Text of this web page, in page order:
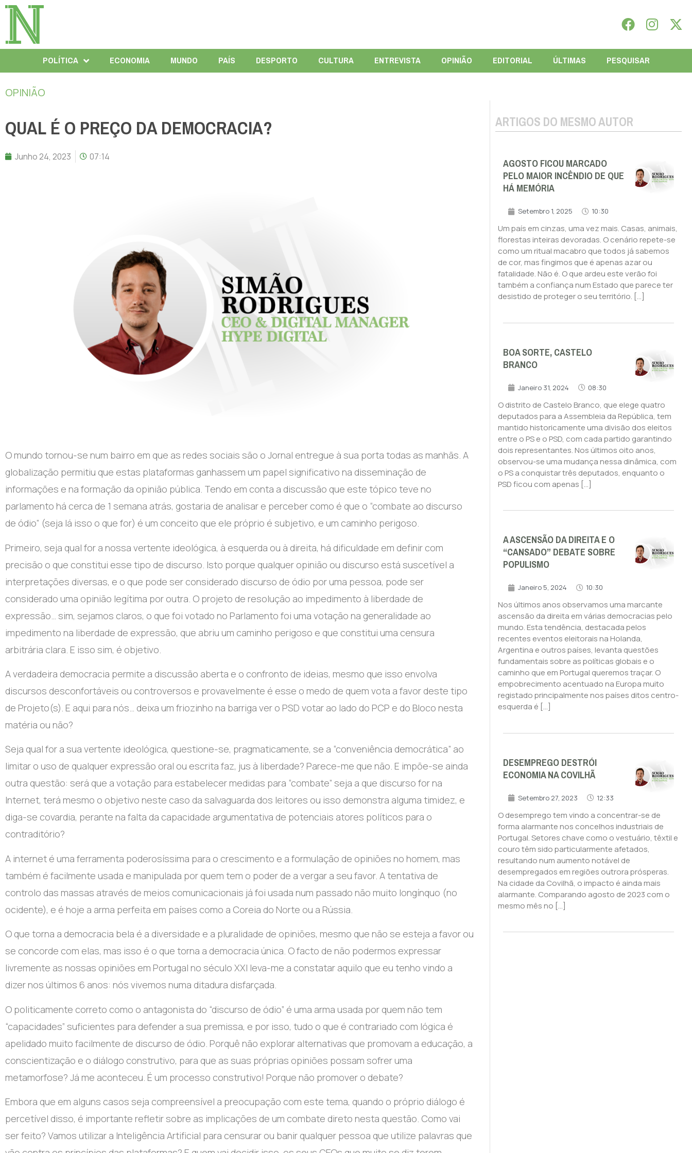
POLÍTICA ECONOMIA MUNDO PAÍS DESPORTO CULTURA ENTREVISTA OPINIÃO EDITORIAL ÚLTIMAS PESQUISAR
OPINIÃO
QUAL É O PREÇO DA DEMOCRACIA?
Junho 24, 2023 07:14
O mundo tornou-se num bairro em que as redes sociais são o Jornal entregue à sua porta todas as manhãs. A
globalização permitiu que estas plataformas ganhassem um papel significativo na disseminação de
informações e na formação da opinião pública. Tendo em conta a discussão que este tópico teve no
parlamento há cerca de 1 semana atrás, gostaria de analisar e perceber como é que o “combate ao discurso
de ódio” (seja lá isso o que for) é um conceito que ele próprio é subjetivo, e um caminho perigoso.
Primeiro, seja qual for a nossa vertente ideológica, à esquerda ou à direita, há dificuldade em definir com
precisão o que constitui esse tipo de discurso. Isto porque qualquer opinião ou discurso está suscetível a
interpretações diversas, e o que pode ser considerado discurso de ódio por uma pessoa, pode ser
considerado uma opinião legítima por outra. O projeto de resolução ao impedimento à liberdade de
expressão… sim, sejamos claros, o que foi votado no Parlamento foi uma votação na generalidade ao
impedimento na liberdade de expressão, que abriu um caminho perigoso e que constitui uma censura
arbitrária clara. E isso sim, é objetivo.
A verdadeira democracia permite a discussão aberta e o confronto de ideias, mesmo que isso envolva
discursos desconfortáveis ou controversos e provavelmente é esse o medo de quem vota a favor deste tipo
de Projeto(s). E aqui para nós… deixa um friozinho na barriga ver o PSD votar ao lado do PCP e do Bloco nesta
matéria ou não?
Seja qual for a sua vertente ideológica, questione-se, pragmaticamente, se a “conveniência democrática” ao
limitar o uso de qualquer expressão oral ou escrita faz, jus à liberdade? Parece-me que não. E impõe-se ainda
outra questão: será que a votação para estabelecer medidas para “combate” seja a que discurso for na
Internet, terá mesmo o objetivo neste caso da salvaguarda dos leitores ou isso demonstra alguma timidez, e
diga-se covardia, perante na falta da capacidade argumentativa de potenciais atores políticos para o
contraditório?
A internet é uma ferramenta poderosíssima para o crescimento e a formulação de opiniões no homem, mas
também é facilmente usada e manipulada por quem tem o poder de a vergar a seu favor. A tentativa de
controlo das massas através de meios comunicacionais já foi usada num passado não muito longínquo (no
ocidente), e é hoje a arma perfeita em países como a Coreia do Norte ou a Rússia.
O que torna a democracia bela é a diversidade e a pluralidade de opiniões, mesmo que não se esteja a favor ou
se concorde com elas, mas isso é o que torna a democracia única. O facto de não podermos expressar
livremente as nossas opiniões em Portugal no século XXI leva-me a constatar aquilo que eu tenho vindo a
dizer nos últimos 6 anos: nós vivemos numa ditadura disfarçada.
O politicamente correto como o antagonista do “discurso de ódio” é uma arma usada por quem não tem
“capacidades” suficientes para defender a sua premissa, e por isso, tudo o que é contrariado com lógica é
apelidado muito facilmente de discurso de ódio. Porquê não explorar alternativas que promovam a educação, a
conscientização e o diálogo construtivo, para que as suas próprias opiniões possam sofrer uma
metamorfose? Já me aconteceu. É um processo construtivo! Porque não promover o debate?
Embora que em alguns casos seja compreensível a preocupação com este tema, quando o próprio diálogo é
percetível disso, é importante refletir sobre as implicações de um combate direto nesta questão. Como vai
ser feito? Vamos utilizar a Inteligência Artificial para censurar ou banir qualquer pessoa que utilize palavras que
ARTIGOS DO MESMO AUTOR
AGOSTO FICOU MARCADO
PELO MAIOR INCÊNDIO DE QUE
HÁ MEMÓRIA
Setembro 1, 2025 10:30
Um país em cinzas, uma vez mais. Casas, animais,
florestas inteiras devoradas. O cenário repete-se
como um ritual macabro que todos já sabemos
de cor, mas fingimos que é apenas azar ou
fatalidade. Não é. O que ardeu este verão foi
também a confiança num Estado que parece ter
desistido de proteger o seu território. […]
BOA SORTE, CASTELO
BRANCO
Janeiro 31, 2024 08:30
O distrito de Castelo Branco, que elege quatro
deputados para a Assembleia da República, tem
mantido historicamente uma divisão dos eleitos
entre o PS e o PSD, com cada partido garantindo
dois representantes. Nos últimos oito anos,
observou-se uma mudança nessa dinâmica, com
o PS a conquistar três deputados, enquanto o
PSD ficou com apenas […]
A ASCENSÃO DA DIREITA E O
“CANSADO” DEBATE SOBRE
POPULISMO
Janeiro 5, 2024 10:30
Nos últimos anos observamos uma marcante
ascensão da direita em várias democracias pelo
mundo. Esta tendência, destacada pelos
recentes eventos eleitorais na Holanda,
Argentina e outros países, levanta questões
fundamentais sobre as políticas globais e o
caminho que em Portugal queremos traçar. O
empobrecimento acentuado na Europa muito
registado principalmente nos países ditos centro-
esquerda é […]
DESEMPREGO DESTRÓI
ECONOMIA NA COVILHÃ
Setembro 27, 2023 12:33
O desemprego tem vindo a concentrar-se de
forma alarmante nos concelhos industriais de
Portugal. Setores chave como o vestuário, têxtil e
couro têm sido particularmente afetados,
resultando num aumento notável de
desempregados em regiões outrora prósperas.
Na cidade da Covilhã, o impacto é ainda mais
alarmante. Comparando agosto de 2023 com o
mesmo mês no […]